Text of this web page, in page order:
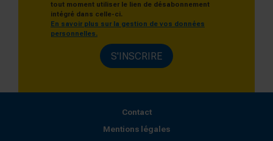
tout moment utiliser le lien de désabonnement
intégré dans celle-ci.
En savoir plus sur la gestion de vos données
personnelles.
S'INSCRIRE
Contact
Mentions légales